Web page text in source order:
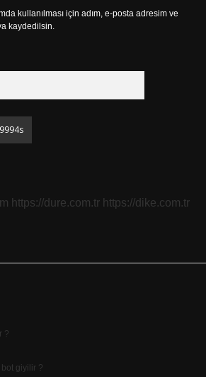
kullanılması için adım, e-posta adresim ve
kaydedilsin.
https://dure.com.tr https://dike.com.tr
?
giyilir ?